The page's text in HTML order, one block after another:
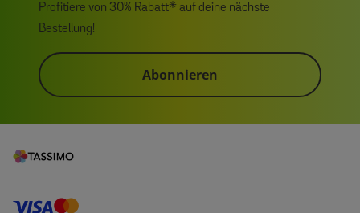
Profitiere von 30% Rabatt* auf deine nächste
Bestellung!
Abonnieren